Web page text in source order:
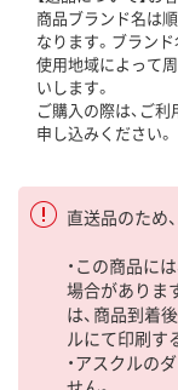
商品ブランド名は順
なります。ブラン
使用地域によって
いします。
ご購入の際は、ご利
申し込みください。
直送品のため
・この商品に
場合がありま
は、商品到着
ルにて印刷す
・アスクルの